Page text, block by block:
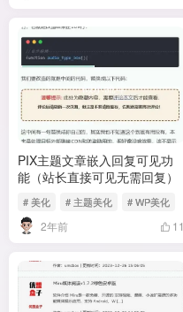
PIX主题文章嵌入回复可见功
能（站长直接可见无需回复）
# 美化 # 主题美化 # WP美化
2年前 11